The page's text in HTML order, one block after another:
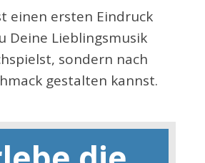
einen ersten Eindruck
Deine Lieblingsmusik
sondern nach
gestalten kannst.